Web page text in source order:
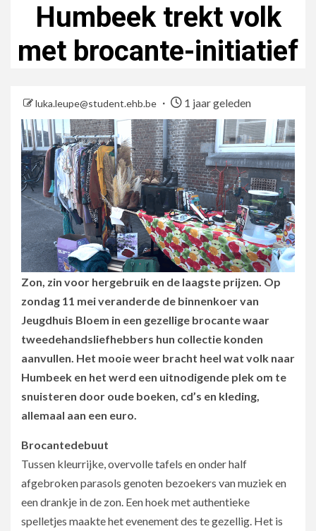
Humbeek trekt volk
met brocante-initiatief
luka.leupe@student.ehb.be 1 jaar geleden
Zon, zin voor hergebruik en de laagste prijzen. Op
zondag 11 mei veranderde de binnenkoer van
Jeugdhuis Bloem in een gezellige brocante waar
tweedehandsliefhebbers hun collectie konden
aanvullen. Het mooie weer bracht heel wat volk naar
Humbeek en het werd een uitnodigende plek om te
snuisteren door oude boeken, cd’s en kleding,
allemaal aan een euro.
Brocantedebuut
Tussen kleurrijke, overvolle tafels en onder half
afgebroken parasols genoten bezoekers van muziek en
een drankje in de zon. Een hoek met authentieke
spelletjes maakte het evenement des te gezellig. Het is